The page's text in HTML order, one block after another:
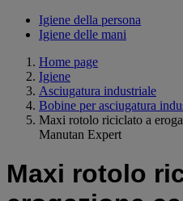
Igiene della persona
Igiene delle mani
Home page
Igiene
Asciugatura industriale
Bobine per asciugatura
Maxi rotolo riciclato a
Manutan Expert
Maxi rotolo